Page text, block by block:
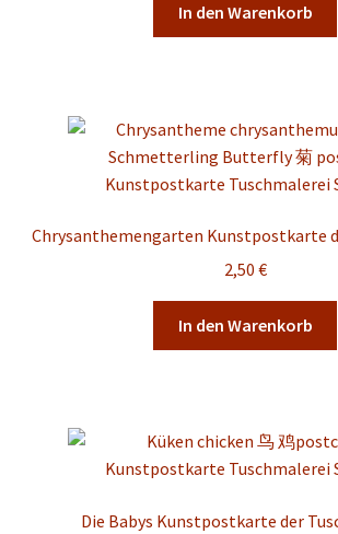
In den Warenkorb
Chrysanthemengarten Kunstpostkarte
2,50 €
In den Warenkorb
Die Babys Kunstpostkarte der